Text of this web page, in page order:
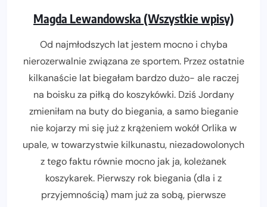
Magda Lewandowska (Wszystkie wpisy)
Od najmłodszych lat jestem mocno i chyba
nierozerwalnie związana ze sportem. Przez ostatnie
kilkanaście lat biegałam bardzo dużo- ale raczej
na boisku za piłką do koszykówki. Dziś Jordany
zmieniłam na buty do biegania, a samo bieganie
nie kojarzy mi się już z krążeniem wokół Orlika w
upale, w towarzystwie kilkunastu, niezadowolonych
z tego faktu równie mocno jak ja, koleżanek
koszykarek. Pierwszy rok biegania (dla i z
przyjemnością) mam już za sobą, pierwsze